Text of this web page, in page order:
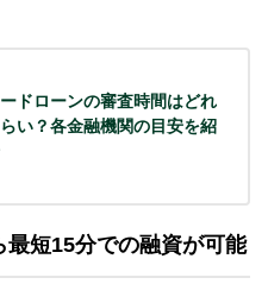
ドローンの審査時間はどれ
らい？各金融機関の目安を紹
短15分での融資が可能